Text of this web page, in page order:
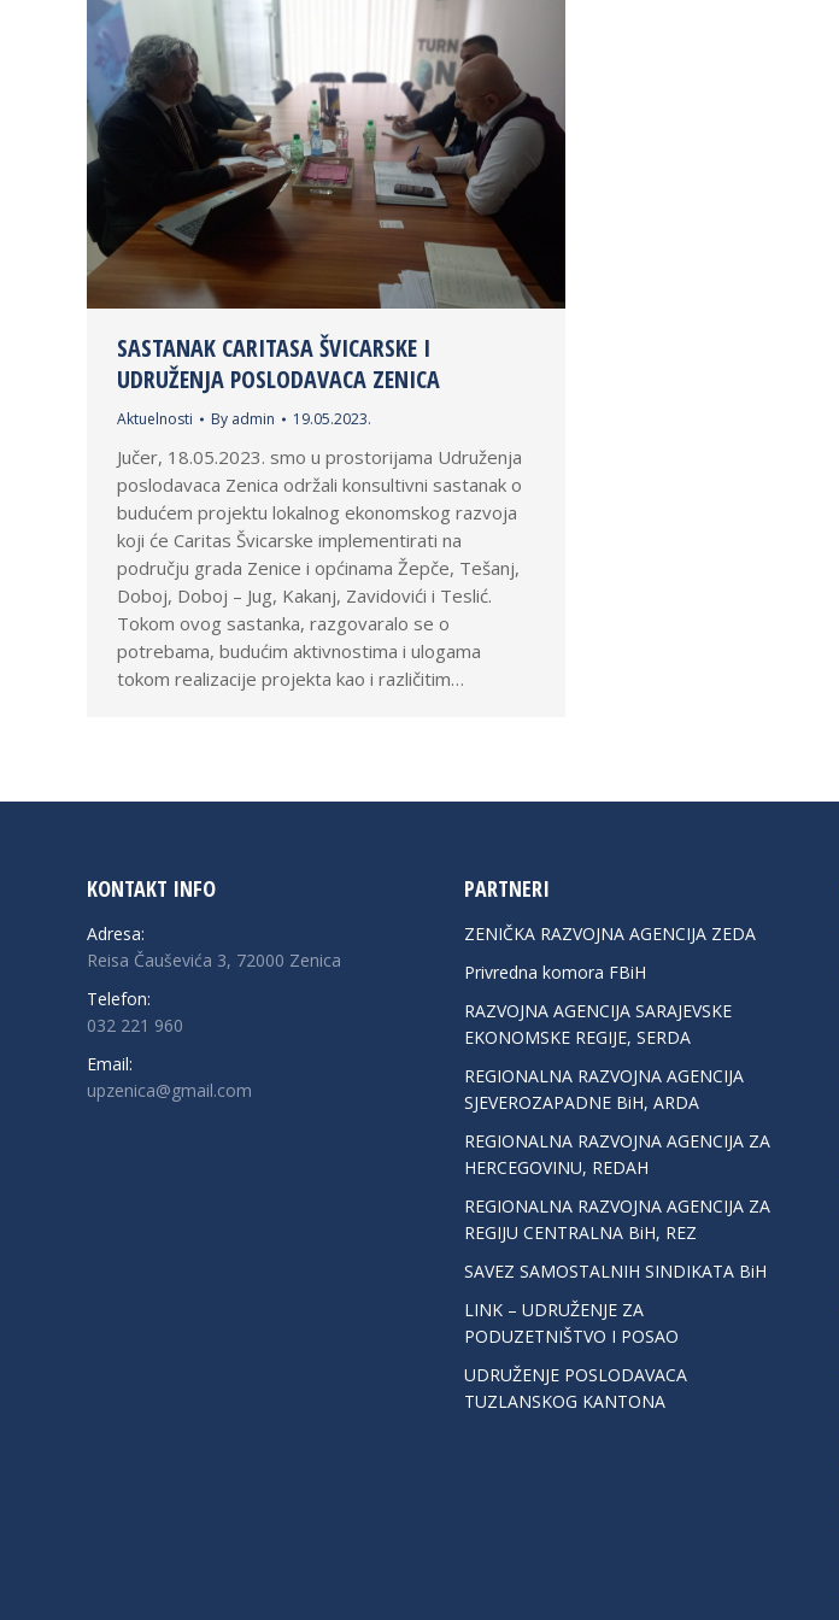
SASTANAK CARITASA ŠVICARSKE I
UDRUŽENJA POSLODAVACA ZENICA
Aktuelnosti By admin 19.05.2023.
Jučer, 18.05.2023. smo u prostorijama Udruženja
poslodavaca Zenica održali konsultivni sastanak o
budućem projektu lokalnog ekonomskog razvoja
koji će Caritas Švicarske implementirati na
području grada Zenice i općinama Žepče, Tešanj,
Doboj, Doboj – Jug, Kakanj, Zavidovići i Teslić.
Tokom ovog sastanka, razgovaralo se o
potrebama, budućim aktivnostima i ulogama
tokom realizacije projekta kao i različitim…
KONTAKT INFO
Adresa:
Reisa Čauševića 3, 72000 Zenica
Telefon:
032 221 960
Email:
upzenica@gmail.com
PARTNERI
ZENIČKA RAZVOJNA AGENCIJA ZEDA
Privredna komora FBiH
RAZVOJNA AGENCIJA SARAJEVSKE
EKONOMSKE REGIJE, SERDA
REGIONALNA RAZVOJNA AGENCIJA
SJEVEROZAPADNE BiH, ARDA
REGIONALNA RAZVOJNA AGENCIJA ZA
HERCEGOVINU, REDAH
REGIONALNA RAZVOJNA AGENCIJA ZA
REGIJU CENTRALNA BiH, REZ
SAVEZ SAMOSTALNIH SINDIKATA BiH
LINK – UDRUŽENJE ZA
PODUZETNIŠTVO I POSAO
UDRUŽENJE POSLODAVACA
TUZLANSKOG KANTONA